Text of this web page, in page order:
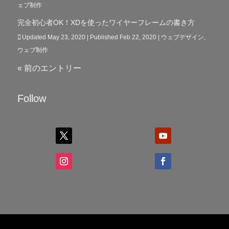
ェブ制作
完全初心者OK！XDを使ったワイヤーフレームの書き方
Updated May 23, 2020 | Published Feb 22, 2020| ウェブデザイン,
ウェブ制作
« 前のエントリー
Follow